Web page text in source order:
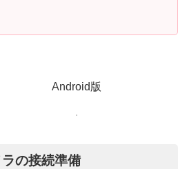
Android版
の接続準備